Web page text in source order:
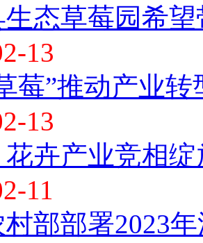
态草莓园希
13
莓”推动产业转
13
卉产业竞相
11
部部署2023